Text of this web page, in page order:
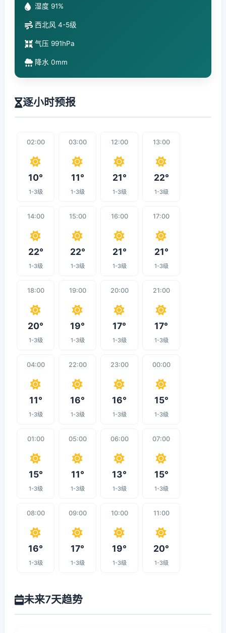
湿度 91%
西北风 4-5级
气压 991hPa
降水 0mm
逐小时预报
02:00
10°
1-3级
03:00
11°
1-3级
12:00
21°
1-3级
13:00
22°
1-3级
14:00
22°
1-3级
15:00
22°
1-3级
16:00
21°
1-3级
17:00
21°
1-3级
18:00
20°
1-3级
19:00
19°
1-3级
20:00
17°
1-3级
21:00
17°
1-3级
04:00
11°
1-3级
22:00
16°
1-3级
23:00
16°
1-3级
00:00
15°
1-3级
01:00
15°
1-3级
05:00
11°
1-3级
06:00
13°
1-3级
07:00
15°
1-3级
08:00
16°
1-3级
09:00
17°
1-3级
10:00
19°
1-3级
11:00
20°
1-3级
未来7天趋势